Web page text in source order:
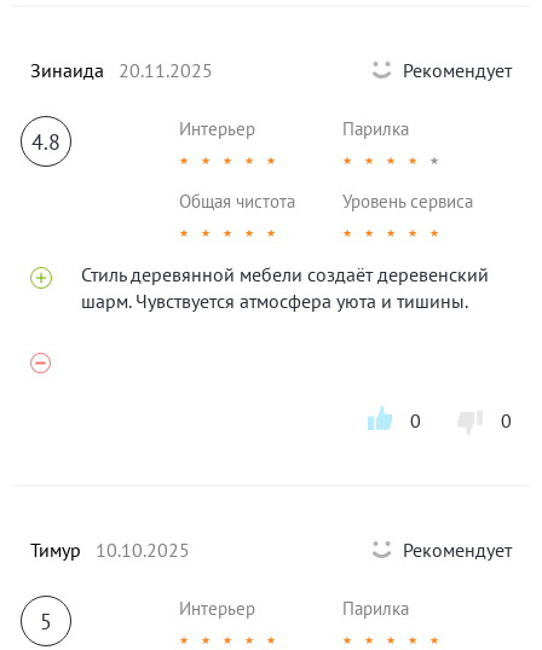
Зинаида 20.11.2025 Рекомендует
4.8 Интерьер
★ ★ ★ ★ ★
Парилка
★ ★ ★ ★ ★
Общая чистота
★ ★ ★ ★ ★
Уровень сервиса
★ ★ ★ ★ ★
Стиль деревянной мебели создаёт деревенский
шарм. Чувствуется атмосфера уюта и тишины.
0 0
Тимур 10.10.2025 Рекомендует
5 Интерьер
★ ★ ★ ★ ★
Парилка
★ ★ ★ ★ ★